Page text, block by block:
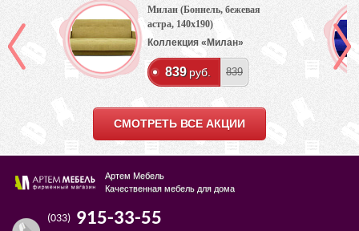
Милан (Боннель, бежевая
астра, 140х190)
Коллекция «Милан»
839 руб. 839
СМОТРЕТЬ ВСЕ АКЦИИ
Артем Мебель
Качественная мебель для дома
(033) 915-33-55